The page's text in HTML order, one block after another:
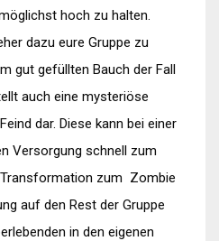
hoch zu halten.
dazu eure Gruppe zu
gut gefüllten Bauch der Fall
auch eine mysteriöse
dar. Diese kann bei einer
Versorgung schnell zum
zum Zombie
auf den Rest der Gruppe
in den eigenen